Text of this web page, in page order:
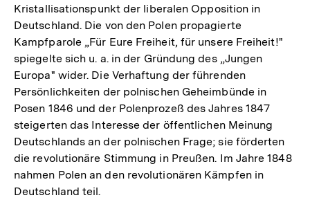
Kristallisationspunkt der liberalen Opposition in
Deutschland. Die von den Polen propagierte
Kampfparole „Für Eure Freiheit, für unsere Freiheit!"
spiegelte sich u. a. in der Gründung des „Jungen
Europa" wider. Die Verhaftung der führenden
Persönlichkeiten der polnischen Geheimbünde in
Posen 1846 und der Polenprozeß des Jahres 1847
steigerten das Interesse der öffentlichen Meinung
Deutschlands an der polnischen Frage; sie förderten
die revolutionäre Stimmung in Preußen. Im Jahre 1848
nahmen Polen an den revolutionären Kämpfen in
Deutschland teil.